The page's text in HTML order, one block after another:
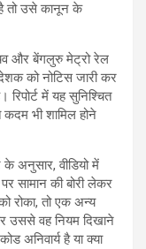
तो उसे कानून के
और बेंगलुरु मेट्रो रेल
को नोटिस जारी कर
रिपोर्ट में यह सुनिश्चित
भी शामिल होने
के अनुसार, वीडियो में
सामान की बोरी लेकर
रोका, तो एक अन्य
उससे वह नियम दिखाने
अनिवार्य है या क्या